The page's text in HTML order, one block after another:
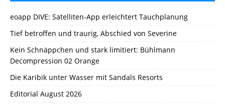
eoapp DIVE: Satelliten-App erleichtert Tauchplanung
Tief betroffen und traurig, Abschied von Severine
Kein Schnäppchen und stark limitiert: Bühlmann
Decompression 02 Orange
Die Karibik unter Wasser mit Sandals Resorts
Editorial August 2026